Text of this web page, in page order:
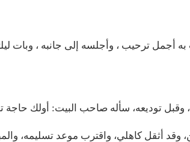
ترحيب ، وأجلسه إلى جانبه ، وبات
وقبل توديعه، سأله صاحب البيت: أولك حاجة
وقد أثقل كاهلي، واقترب موعد تسليمه،